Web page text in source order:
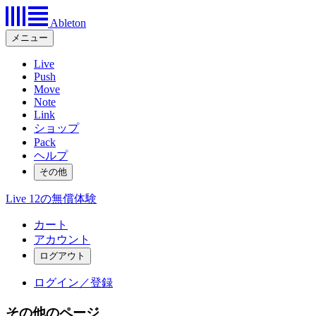
Ableton
メニュー
Live
Push
Move
Note
Link
ショップ
Pack
ヘルプ
その他
Live 12の無償体験
カート
アカウント
ログイン／登録
その他のページ